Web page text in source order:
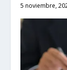
5 noviembre,